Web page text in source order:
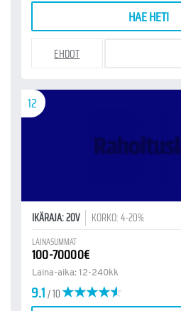
HAE HETI
EHDOT
12
IKÄRAJA: 20V KORKO: 4-20%
LAINASUMMAT
100-70000€
Laina-aika: 12-240kk
9.1/ 10